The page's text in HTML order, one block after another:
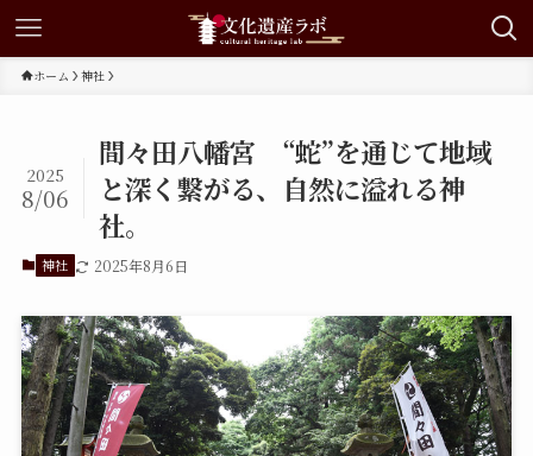
ホーム 神社
間々田八幡宮 “蛇”を通じて地域
と深く繋がる、自然に溢れる神
社。
2025
8/06
神社 2025年8月6日